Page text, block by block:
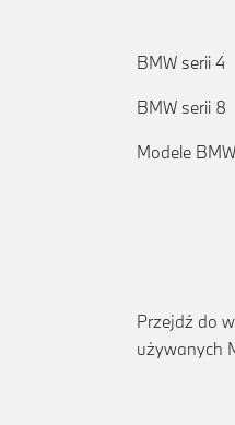
BMW serii 4
BMW serii 8
Modele
Przejdź do
używanych